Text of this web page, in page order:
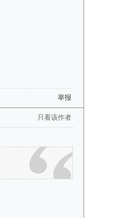
举报
只看该作者